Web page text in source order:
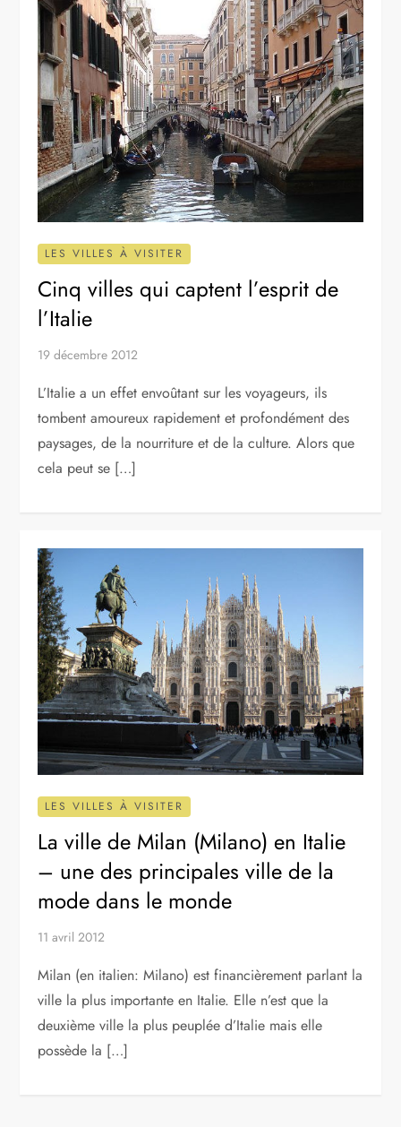
LES VILLES À VISITER
Cinq villes qui captent l’esprit de
l’Italie
19 décembre 2012
L’Italie a un effet envoûtant sur les voyageurs, ils
tombent amoureux rapidement et profondément des
paysages, de la nourriture et de la culture. Alors que
cela peut se […]
LES VILLES À VISITER
La ville de Milan (Milano) en Italie
– une des principales ville de la
mode dans le monde
11 avril 2012
Milan (en italien: Milano) est financièrement parlant la
ville la plus importante en Italie. Elle n’est que la
deuxième ville la plus peuplée d’Italie mais elle
possède la […]